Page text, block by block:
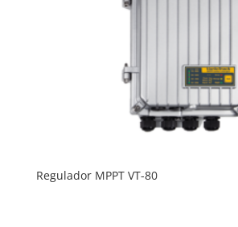
Regulador MPPT VT-80